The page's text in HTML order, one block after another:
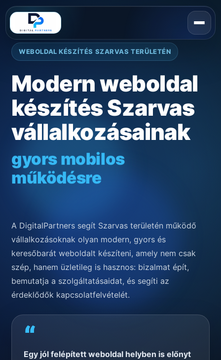
WEBOLDAL KÉSZÍTÉS SZARVAS TERÜLETÉN
Modern weboldal
készítés Szarvas
vállalkozásainak
gyors mobilos
működésre
A DigitalPartners segít Szarvas területén működő
vállalkozásoknak olyan modern, gyors és
keresőbarát weboldalt készíteni, amely nem csak
szép, hanem üzletileg is hasznos: bizalmat épít,
bemutatja a szolgáltatásaidat, és segíti az
érdeklődők kapcsolatfelvételét.
“
Egy jól felépített weboldal helyben is előnyt